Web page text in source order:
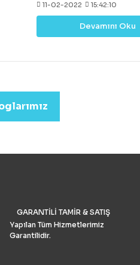
drone, DJI tarafından
diğer markalar tarafından
değerli rakipler de vardır.
drone almak mümkündür.
emlak)sektörleri için
Drone Fiyatları oldukça
grubu Drone Industry
tarafından FAA drone
numaralarının analizine
Devamını Oku
11-02-2022 15:42:10
GARANTİLİ TAMİR & SATIŞ
Yapılan Tüm Hizmetlerimiz
Garantilidir.